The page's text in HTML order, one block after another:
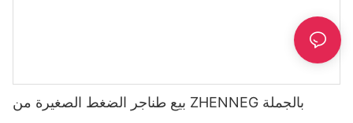
بيع طناجر الضغط الصغيرة من ZHENNEG بالجملة